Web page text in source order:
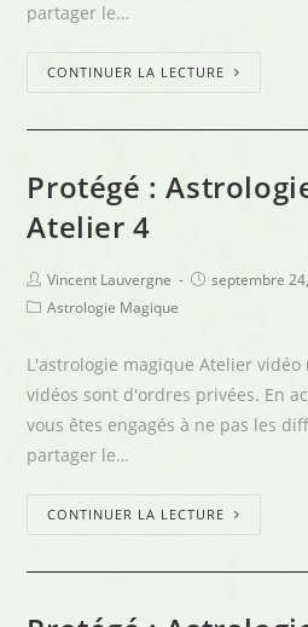
partager le…
CONTINUER LA LECTURE
Protégé :
Atelier 4
Vincent Lauvergne
septembre
Astrologie Magique
L'astrologie magique Atelier vidéo
vidéos sont d'ordres privées. En
vous êtes engagés à ne pas les
partager le…
CONTINUER LA LECTURE